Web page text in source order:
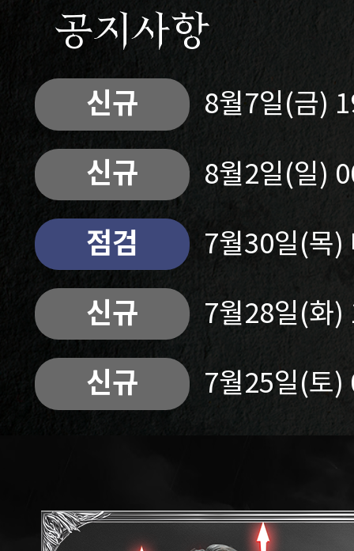
공지사항
신규 8월7일(금)
신규 8월2일(일)
점검 7월30일(목)
신규 7월28일(화
신규 7월25일(토